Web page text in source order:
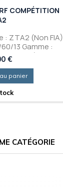
COMPÉTITION
: ZTA2 (Non FIA)
13 Gamme :
: W3 (Gomme
/Super Soft /
€
panier
CATÉGORIE